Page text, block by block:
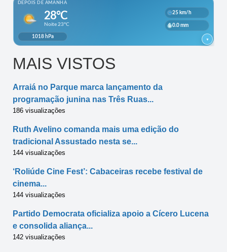
MAIS VISTOS
Arraiá no Parque marca lançamento da
programação junina nas Três Ruas...
186 visualizações
Ruth Avelino comanda mais uma edição do
tradicional Assustado nesta se...
144 visualizações
‘Roliúde Cine Fest’: Cabaceiras recebe festival de
cinema...
144 visualizações
Partido Democrata oficializa apoio a Cícero Lucena
e consolida aliança...
142 visualizações